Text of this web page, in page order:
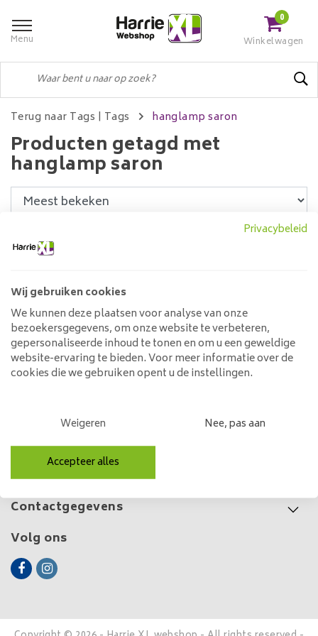
Menu
0
Winkelwagen
Terug naar Tags | Tags hanglamp saron
Producten getagd met
hanglamp saron
Hanglamp Celine 5L Spiraal
Ø28 Cilinder
299,00
Klantenservice
Mijn account
Categorieën
Contactgegevens
Volg ons
Privacybeleid
Wij gebruiken cookies
We kunnen deze plaatsen voor analyse van onze
bezoekersgegevens, om onze website te verbeteren,
gepersonaliseerde inhoud te tonen en om u een geweldige
website-ervaring te bieden. Voor meer informatie over de
cookies die we gebruiken opent u de instellingen.
Weigeren Nee, pas aan
Accepteer alles